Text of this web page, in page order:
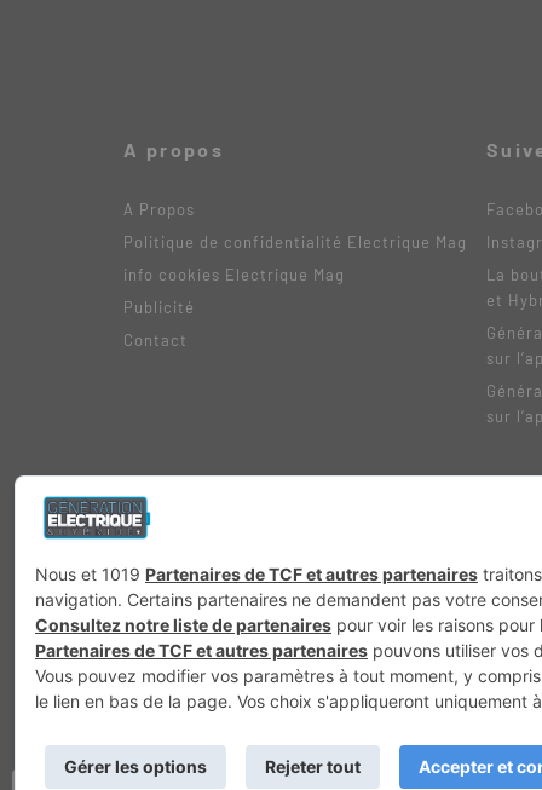
A propos
A Propos
Politique de confidentialité Electrique Mag
info cookies Electrique Mag
Publicité
Contact
La
et
sur
sur
Génération 4×4 Génération Sans Permis VTTAE.fr FullAttack